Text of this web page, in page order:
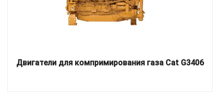
Двигатели для компримирования газа Cat G3406